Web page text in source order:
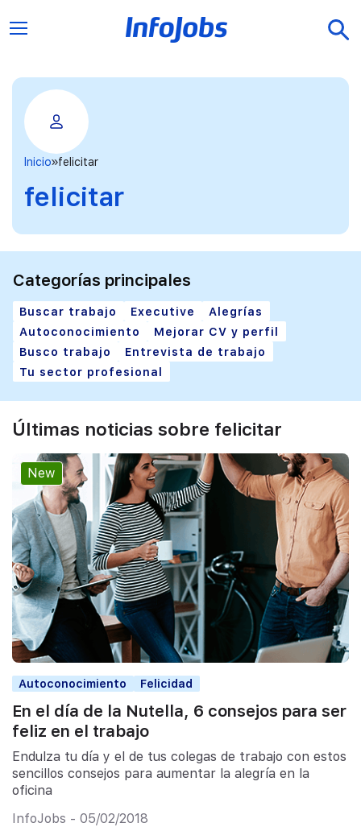
Inicio felicitar
felicitar
Categorías principales
Buscar trabajo Executive
Alegrías
Autoconocimiento
Mejorar CV y perfil
Busco trabajo
Entrevista de trabajo
Tu sector profesional
Últimas noticias sobre felicitar
New
Autoconocimiento Felicidad
En el día de la Nutella, 6 consejos para ser
feliz en el trabajo
Endulza tu día y el de tus colegas de trabajo con estos
sencillos consejos para aumentar la alegría en la
oficina
InfoJobs - 05/02/2018